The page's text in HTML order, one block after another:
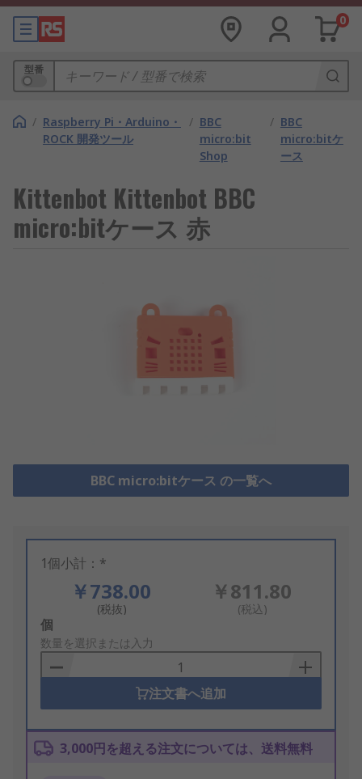
0
型番
/ Raspberry Pi・Arduino・
ROCK 開発ツール
/ BBC
micro:bit
Shop
/ BBC
micro:bitケ
ース
Kittenbot Kittenbot BBC
micro:bitケース 赤
BBC micro:bitケース の一覧へ
1個小計：*
￥738.00
(税抜)
￥811.80
(税込)
Add
to
Basket
個
数量を選択または入力
注文書へ追加
3,000円を超える注文については、送料無料